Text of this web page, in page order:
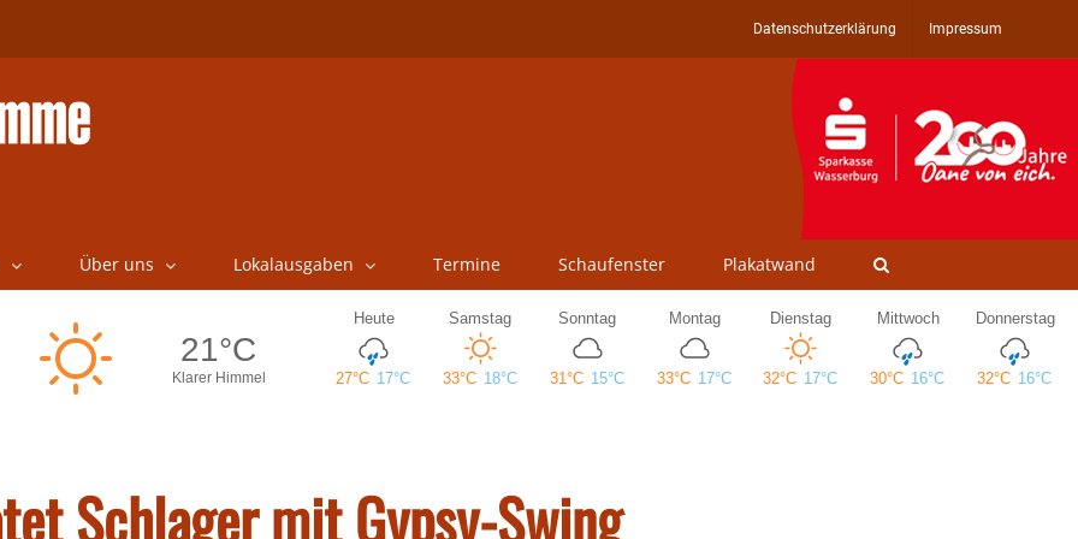
Datenschutzerklärung Impressum
Über uns Lokalausgaben Termine Schaufenster Plakatwand
Schlager mit Gypsy-Swing